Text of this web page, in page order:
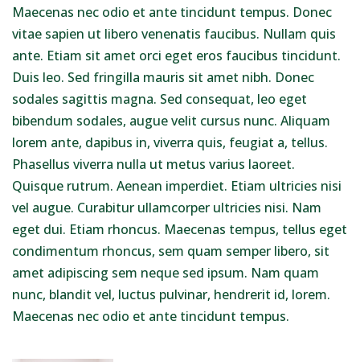
Maecenas nec odio et ante tincidunt tempus. Donec
vitae sapien ut libero venenatis faucibus. Nullam quis
ante. Etiam sit amet orci eget eros faucibus tincidunt.
Duis leo. Sed fringilla mauris sit amet nibh. Donec
sodales sagittis magna. Sed consequat, leo eget
bibendum sodales, augue velit cursus nunc. Aliquam
lorem ante, dapibus in, viverra quis, feugiat a, tellus.
Phasellus viverra nulla ut metus varius laoreet.
Quisque rutrum. Aenean imperdiet. Etiam ultricies nisi
vel augue. Curabitur ullamcorper ultricies nisi. Nam
eget dui. Etiam rhoncus. Maecenas tempus, tellus eget
condimentum rhoncus, sem quam semper libero, sit
amet adipiscing sem neque sed ipsum. Nam quam
nunc, blandit vel, luctus pulvinar, hendrerit id, lorem.
Maecenas nec odio et ante tincidunt tempus.